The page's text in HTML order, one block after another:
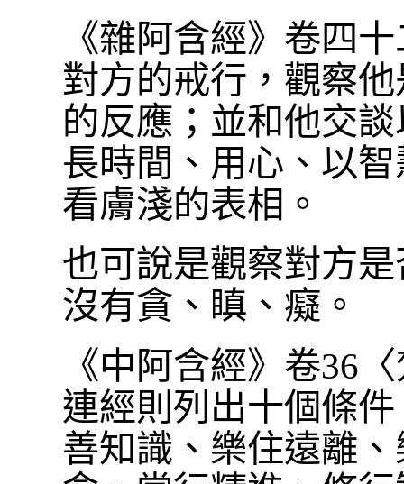
《雜阿含經》卷四
對方的戒行，觀察
的反應；並和他交
長時間、用心、以
看膚淺的表相。
也可說是觀察對方
沒有貪、瞋、癡。
《中阿含經》卷36
連經則列出十個條
善知識、樂住遠離